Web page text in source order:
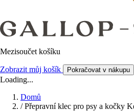
Mezisoučet košíku
Zobrazit můj košík Pokračovat v nákupu
Loading...
Domů
/ Přepravní klec pro psy a kočky